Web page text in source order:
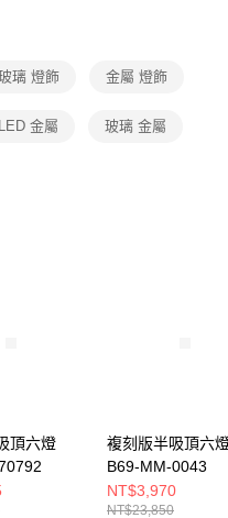
址：
或監護人之同意方可使用
別帳號之用戶狀況，依本公司即
璃 燈飾 金屬 燈飾
LED 金屬 玻璃 金屬
頂六燈
複刻版半吸頂六
B69-MM-0043
NT$3,970
NT$23,850